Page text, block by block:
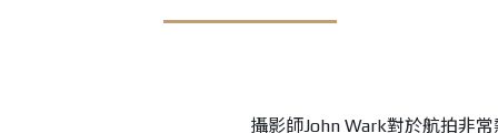
攝影師John Wark對於航拍非